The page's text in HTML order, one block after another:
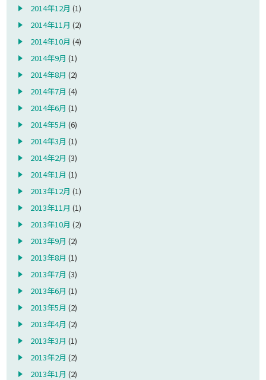
2014年12月 (1)
2014年11月 (2)
2014年10月 (4)
2014年9月 (1)
2014年8月 (2)
2014年7月 (4)
2014年6月 (1)
2014年5月 (6)
2014年3月 (1)
2014年2月 (3)
2014年1月 (1)
2013年12月 (1)
2013年11月 (1)
2013年10月 (2)
2013年9月 (2)
2013年8月 (1)
2013年7月 (3)
2013年6月 (1)
2013年5月 (2)
2013年4月 (2)
2013年3月 (1)
2013年2月 (2)
2013年1月 (2)